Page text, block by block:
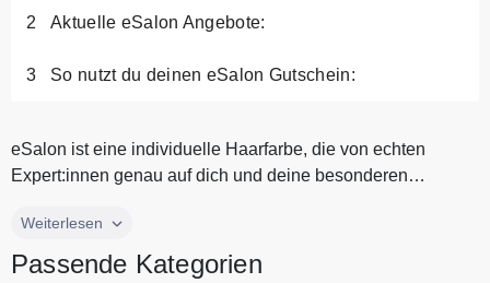
Aktuelle eSalon Angebote:
So nutzt du deinen eSalon Gutschein:
eSalon ist eine individuelle Haarfarbe, die von echten
Expert:innen genau auf dich und deine besonderen
eSalon ist eine individuelle Haarfarbe, die von echten
Ansprüche abgestimmt wird und bequem zu dir nach Hause
Weiterlesen
Passende Kategorien